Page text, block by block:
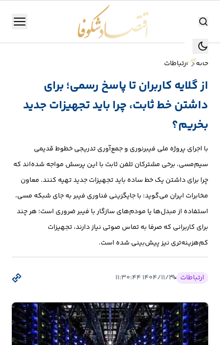
جستجو جستجو
منو
تولید
و
صنعت
انرژی
بانک،
بورس
و
بیمه
و
تجارت
خانه ارتباطات
از گلایه کاربران تا پاسخ رسمی؛ برای
داشتن خط ثابت، چرا باید تجهیزات جدید
بخریم؟
با اجرای پروژه ملی فیبرنوری و جمع‌آوری تدریجی خطوط قدیمی
سیم‌مسی، برخی مشترکان تلفن ثابت با این پرسش مواجه شده‌اند که
چرا برای داشتن یک خط ساده باید تجهیزات جدید تهیه کنند. معاون
مخابرات ایران می‌گوید: با جایگزینی فناوری فیبر به جای شبکه مسی،
استفاده از مبدل‌ها یا مودم‌های سازگار با فیبر ضروری است؛ هر چند
برای کاربرانی که صرفا به تماس صوتی نیاز دارند، تجهیزات
کم‌هزینه‌تری نیز پیش‌بینی شده است.
ارتباطات ۱۴۰۴/۱۱/۲۹ ۱۱:۳۰:۴۴